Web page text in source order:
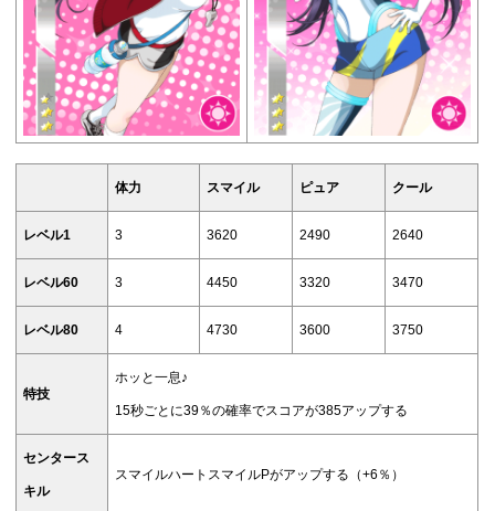
体力 スマイル ピュア クール
レベル1 3 3620 2490 2640
レベル60 3 4450 3320 3470
レベル80 4 4730 3600 3750
特技
ホッと一息♪
15秒ごとに39％の確率でスコアが385アップする
センタース
キル
スマイルハートスマイルPがアップする（+6％）